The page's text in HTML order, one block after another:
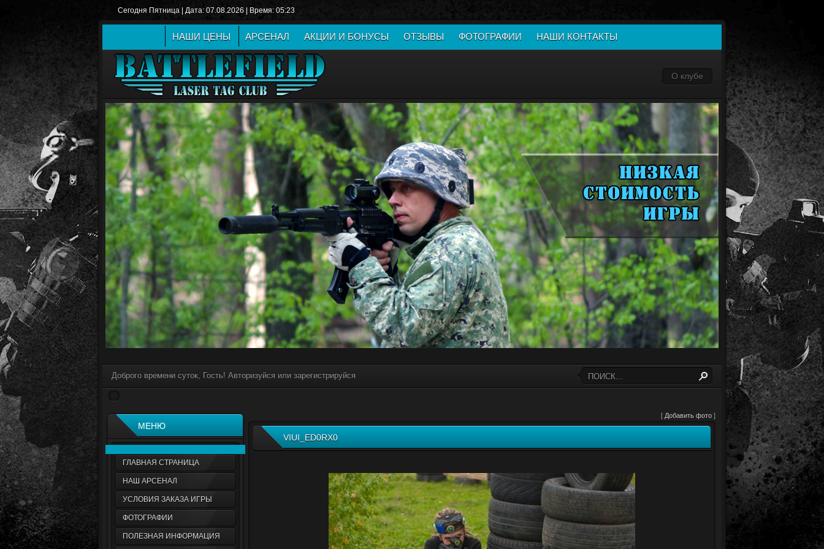
Сегодня Пятница | Дата: 07.08.2026 | Время: 05:23
НАШИ ЦЕНЫ АРСЕНАЛ АКЦИИ И БОНУСЫ ОТЗЫВЫ ФОТОГРАФИИ НАШИ КОНТАКТЫ
О клубе
Доброго времени суток, Гость! Авторизуйся или зарегистрируйся
МЕНЮ
ГЛАВНАЯ СТРАНИЦА
НАШ АРСЕНАЛ
УСЛОВИЯ ЗАКАЗА ИГРЫ
ФОТОГРАФИИ
ПОЛЕЗНАЯ ИНФОРМАЦИЯ
[ Добавить фото ]
VIUI_ED0RX0